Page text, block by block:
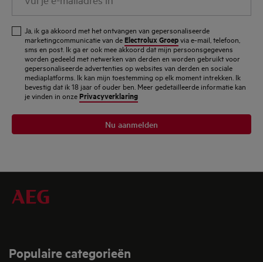
mailadres
Ja, ik ga akkoord met het ontvangen van gepersonaliseerde
marketingcommunicatie van de Electrolux Groepvia e-mail, telefoon,
sms en post. Ik ga er ook mee akkoord dat mijn persoonsgegevens
worden gedeeld met netwerken van derden en worden gebruikt voor
gepersonaliseerde advertenties op websites van derden en sociale
mediaplatforms. Ik kan mijn toestemming op elk moment intrekken. Ik
bevestig dat ik 18 jaar of ouder ben. Meer gedetailleerde informatie kan
je vinden in onze Privacyverklaring
Nu aanmelden
Populaire categorieën